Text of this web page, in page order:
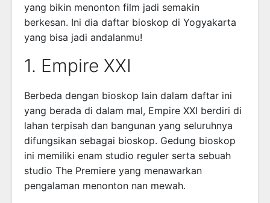
yang bikin menonton film jadi semakin
berkesan. Ini dia daftar bioskop di Yogyakarta
yang bisa jadi andalanmu!
1. Empire XXI
Berbeda dengan bioskop lain dalam daftar ini
yang berada di dalam mal, Empire XXI berdiri di
lahan terpisah dan bangunan yang seluruhnya
difungsikan sebagai bioskop. Gedung bioskop
ini memiliki enam studio reguler serta sebuah
studio The Premiere yang menawarkan
pengalaman menonton nan mewah.